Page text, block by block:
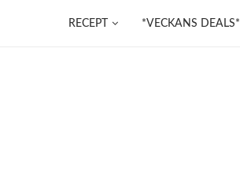
RECEPT *VECKANS DEALS*